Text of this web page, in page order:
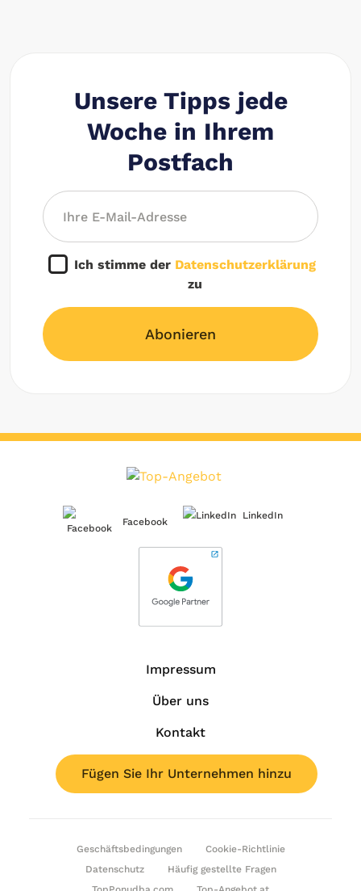
Unsere Tipps jede
Woche in Ihrem
Postfach
Ich stimme der Datenschutzerklärung
zu
Abonieren
Facebook
LinkedIn
Impressum
Über uns
Kontakt
Fügen Sie Ihr Unternehmen hinzu
Geschäftsbedingungen
Cookie-Richtlinie
Datenschutz
Häufig gestellte Fragen